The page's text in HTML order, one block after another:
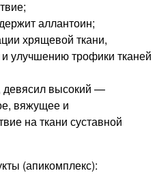
аллантоин;
хрящевой ткани,
улучшению трофики тканей
девясил высокий —
вяжущее и
на ткани суставной
(апикомплекс):